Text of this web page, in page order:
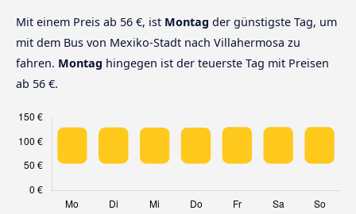
Mit einem Preis ab 56 €, ist Montag der günstigste Tag, um
mit dem Bus von Mexiko-Stadt nach Villahermosa zu
fahren. Montag hingegen ist der teuerste Tag mit Preisen
ab 56 €.